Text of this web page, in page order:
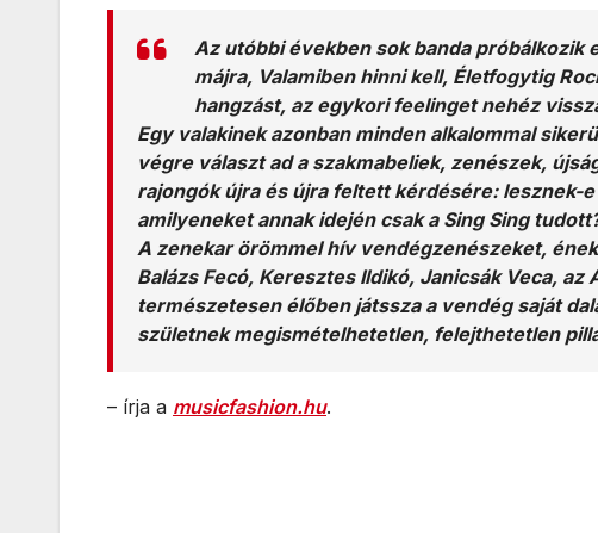
Az utóbbi években sok banda próbálkozik
májra, Valamiben hinni kell, Életfogytig
hangzást, az egykori feelinget nehéz
Egy valakinek azonban minden alkalommal
végre választ ad a szakmabeliek, zenészek,
rajongók újra és újra feltett kérdésére: lesznek-
amilyeneket annak idején csak a Sing Sing
A zenekar örömmel hív vendégzenészeket,
Balázs Fecó, Keresztes Ildikó, Janicsák Veca, az
természetesen élőben játssza a vendég saját
születnek megismételhetetlen, felejthetetlen
– írja a musicfashion.hu.